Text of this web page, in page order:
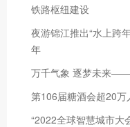
铁路枢纽建设
夜游锦江推出“水上跨
年
万千气象 逐梦未来
第106届糖酒会超20
“2022全球智慧城市大